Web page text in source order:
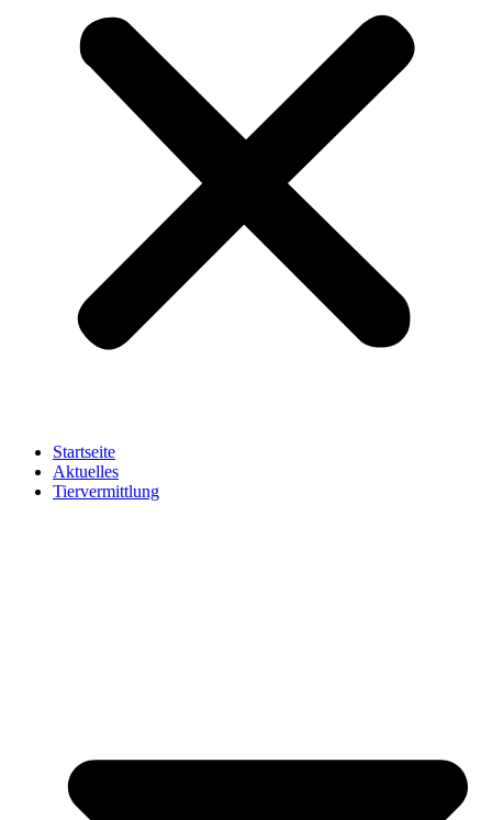
Startseite
Aktuelles
Tiervermittlung